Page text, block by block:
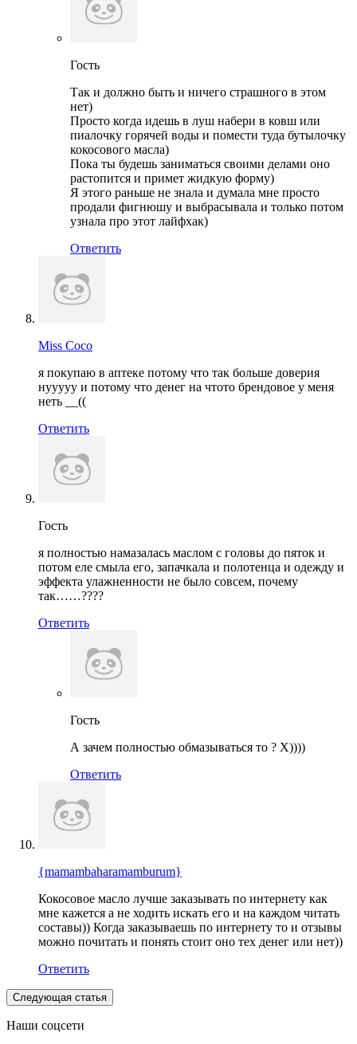
Гость
Так и должно быть и ничего страшного в этом
нет)
Просто когда идешь в луш набери в ковш или
пиалочку горячей воды и помести туда бутылочку
кокосового масла)
Пока ты будешь заниматься своими делами оно
растопится и примет жидкую форму)
Я этого раньше не знала и думала мне просто
продали фигнюшу и выбрасывала и только потом
узнала про этот лайфхак)
Ответить
Miss Coco
я покупаю в аптеке потому что так больше доверия
нууууу и потому что денег на чтото брендовое у меня
неть __((
Ответить
Гость
я полностью намазалась маслом с головы до пяток и
потом еле смыла его, запачкала и полотенца и одежду и
эффекта улажненности не было совсем, почему
так……????
Ответить
Гость
А зачем полностью обмазываться то ? Х))))
Ответить
{mamambaharamamburum}
Кокосовое масло лучше заказывать по интернету как
мне кажется а не ходить искать его и на каждом читать
составы)) Когда заказываешь по интернету то и отзывы
можно почитать и понять стоит оно тех денег или нет))
Ответить
Следующая статья
Наши соцсети